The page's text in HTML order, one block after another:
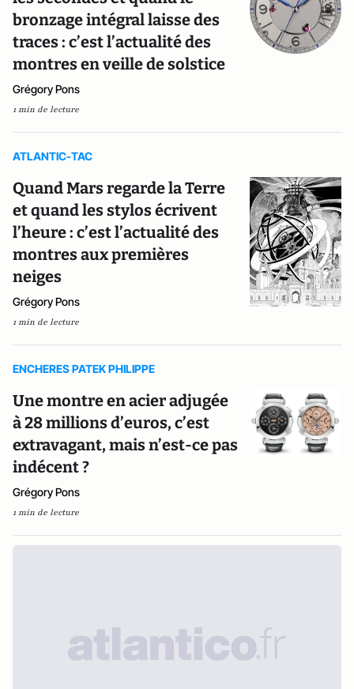
bronzage intégral laisse des
traces : c’est l’actualité des
montres en veille de solstice
Grégory Pons
1 min de lecture
ATLANTIC-TAC
Quand Mars regarde la Terre
et quand les stylos écrivent
l’heure : c’est l’actualité des
montres aux premières
neiges
Grégory Pons
1 min de lecture
ENCHERES PATEK PHILIPPE
Une montre en acier adjugée
à 28 millions d’euros, c’est
extravagant, mais n’est-ce pas
indécent ?
Grégory Pons
1 min de lecture